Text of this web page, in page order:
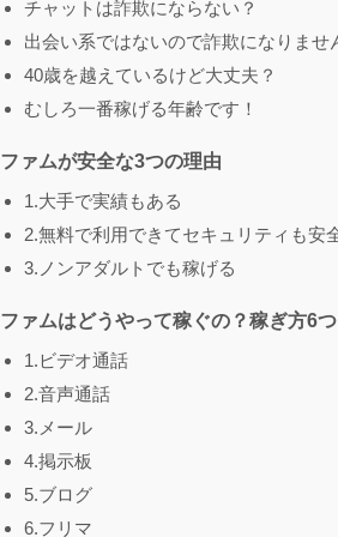
チャットは詐欺にならない？
出会い系ではないので詐欺になりませ
40歳を越えているけど大丈夫？
むしろ一番稼げる年齢です！
ファムが安全な3つの理由
1.大手で実績もある
2.無料で利用できてセキュリティも安
3.ノンアダルトでも稼げる
ファムはどうやって稼ぐの？稼ぎ方6つ
1.ビデオ通話
2.音声通話
3.メール
4.掲示板
5.ブログ
6.フリマ